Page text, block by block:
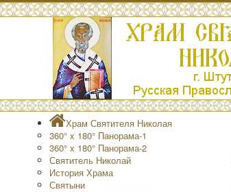
Храм Святителя Николая
360° x 180° Панорама-1
360° x 180° Панорама-2
Святитель Николай
История Храма
Святыни